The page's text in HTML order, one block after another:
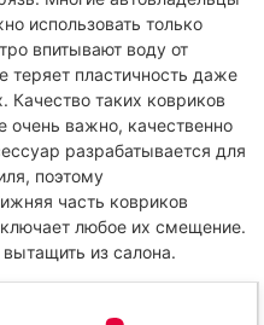
использовать только
впитывают воду от
теряет пластичность даже
Качество таких ковриков
очень важно, качественно
разрабатывается для
поэтому
часть ковриков
любое их смещение.
из салона.